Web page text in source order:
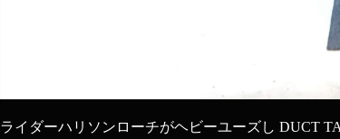
ライダーハリソンローチがヘビーユーズし DUCT